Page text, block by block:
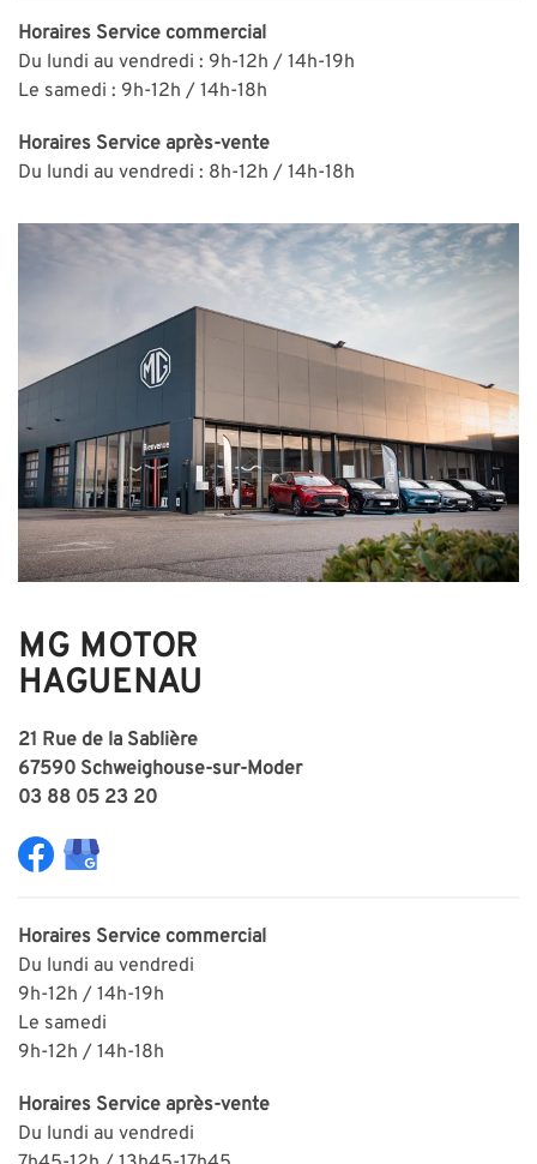
Horaires Service commercial
Du lundi au vendredi : 9h-12h / 14h-19h
Le samedi : 9h-12h / 14h-18h
Horaires Service après-vente
Du lundi au vendredi : 8h-12h / 14h-18h
MG MOTOR
HAGUENAU
21 Rue de la Sablière
67590 Schweighouse-sur-Moder
03 88 05 23 20
Horaires Service commercial
Du lundi au vendredi
9h-12h / 14h-19h
Le samedi
9h-12h / 14h-18h
Horaires Service après-vente
Du lundi au vendredi